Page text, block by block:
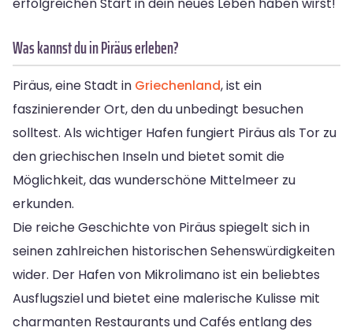
Was kannst du in Piräus erleben?
Piräus, eine Stadt in Griechenland, ist ein
faszinierender Ort, den du unbedingt besuchen
solltest. Als wichtiger Hafen fungiert Piräus als Tor zu
den griechischen Inseln und bietet somit die
Möglichkeit, das wunderschöne Mittelmeer zu
erkunden.
Die reiche Geschichte von Piräus spiegelt sich in
seinen zahlreichen historischen Sehenswürdigkeiten
wider. Der Hafen von Mikrolimano ist ein beliebtes
Ausflugsziel und bietet eine malerische Kulisse mit
charmanten Restaurants und Cafés entlang des